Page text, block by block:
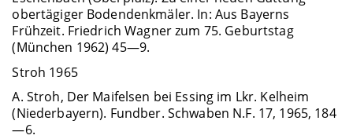
obertägiger Bodendenkmäler. In: Aus Bayerns
Frühzeit. Friedrich Wagner zum 75. Geburtstag
(München 1962) 45—9.
Stroh 1965
A. Stroh, Der Maifelsen bei Essing im Lkr. Kelheim
(Niederbayern). Fundber. Schwaben N.F. 17, 1965, 184
—6.